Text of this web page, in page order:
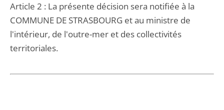
Article 2 : La présente décision sera notifiée à la
COMMUNE DE STRASBOURG et au ministre de
l'intérieur, de l'outre-mer et des collectivités
territoriales.